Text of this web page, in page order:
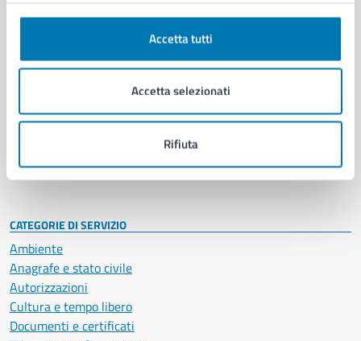
Accetta tutti
Accetta selezionati
Rifiuta
Aree amministrative
Uffici
Politici
Intranet, posta aziendale e protocollo
CATEGORIE DI SERVIZIO
Ambiente
Anagrafe e stato civile
Autorizzazioni
Cultura e tempo libero
Documenti e certificati